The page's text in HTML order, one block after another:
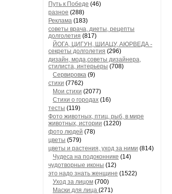
Путь к Победе (46)
разное (288)
Реклама (183)
советы врача, диеты, рецепты
долголетия (817)
ЙОГА, ЦИГУН, ШИАЦУ, АЮРВЕДА -
секреты долголетия (296)
дизайн, мода,советы дизайнера,
стилиста, интерьеры (708)
Сервировка (9)
стихи (7762)
Мои стихи (2077)
Стихи о городах (16)
тесты (119)
Фото животных, птиц, рыб, в мире
животных, истории (1220)
фото людей (78)
цветы (579)
цветы и растения, уход за ними (814)
Чудеса на подоконнике (14)
чудотворные иконы (12)
это надо знать женщине (1522)
Уход за лицом (700)
Маски для лица (271)